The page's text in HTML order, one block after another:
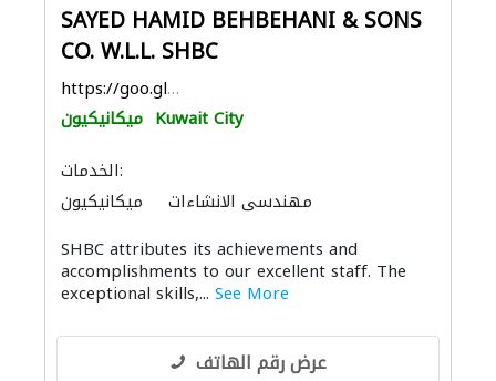
SAYED HAMID BEHBEHANI & SONS
CO. W.L.L. SHBC
https://goo.gl/maps/dpbHhn1ab2P4Dy1WA
ميكانيكيون Kuwait City
الخدمات:
ميكانيكيون
مهندسي الانشاءات
الأشغال الصحية والسباكة الصيانة الكهربائية
دراسة الجدوى الاقتصادية ادارة مشروع
مقاولون لمكافحة الحريق
SHBC attributes its achievements and
accomplishments to our excellent staff. The
exceptional skills,... See More
عرض رقم الهاتف